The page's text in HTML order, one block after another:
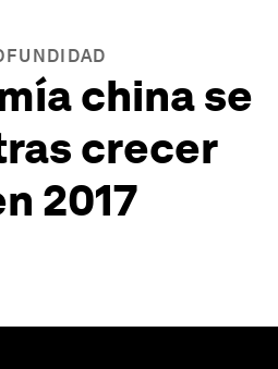
china se
crecer
2017